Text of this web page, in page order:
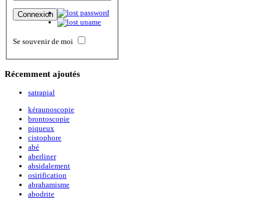
Se souvenir de moi
Récemment ajoutés
satrapial
kéraunoscopie
brontoscopie
piqueux
cistophore
abé
aberliner
absidalement
osirification
abrahamisme
abodrite